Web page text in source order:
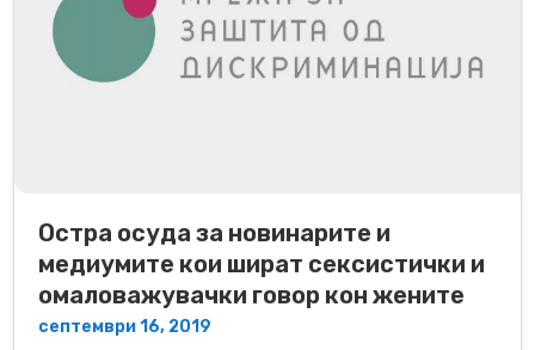
Остра осуда за новинарите и
медиумите кои шират сексистички и
омаловажувачки говор кон жените
септември 16, 2019